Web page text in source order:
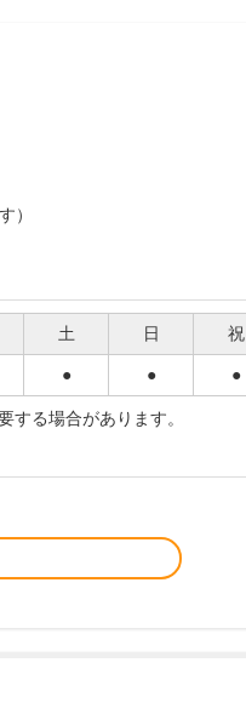
）
土 日 祝
● ● ●
る場合があります。